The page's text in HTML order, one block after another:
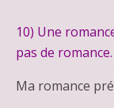
10) Une
pas de romance.
Ma romance